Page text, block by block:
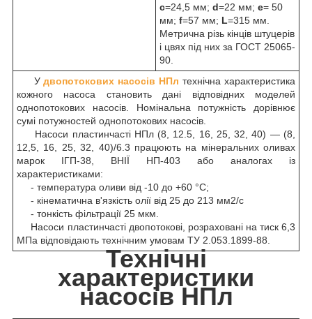
c=24,5 мм; d=22 мм; e= 50
мм; f=57 мм; L=315 мм.
Метрична різь кінців штуцерів
і цвях під них за ГОСТ 25065-
90.
Удвопотокових насосів НПл технічна характеристика
кожного насоса становить дані відповідних моделей
однопотокових насосів. Номінальна потужність дорівнює
сумі потужностей однопотокових насосів.
Насоси пластинчасті НПл (8, 12.5, 16, 25, 32, 40) — (8,
12,5, 16, 25, 32, 40)/6.3 працюють на мінеральних оливах
марок ІГП-38, ВНІЇ НП-403 або аналогах із
характеристиками:
- температура оливи від -10 до +60 °C;
- кінематична в'язкість олії від 25 до 213 мм2/с
- тонкість фільтрації 25 мкм.
Насоси пластинчасті двопотокові, розраховані на тиск 6,3
МПа відповідають технічним умовам ТУ 2.053.1899-88.
Технічні
характеристики
насосів НПл